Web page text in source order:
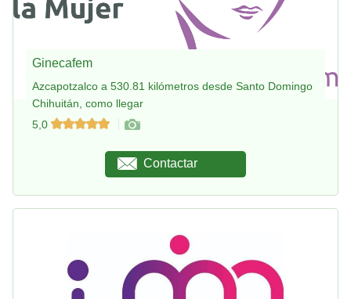
Ginecafem
Azcapotzalco a 530.81 kilómetros desde Santo Domingo
Chihuitán, como llegar
5,0
Contactar